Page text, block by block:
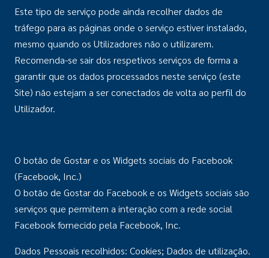
Este tipo de serviço pode ainda recolher dados de
tráfego para as páginas onde o serviço estiver instalado,
mesmo quando os Utilizadores não o utilizarem.
Recomenda-se sair dos respetivos serviços de forma a
garantir que os dados processados neste serviço (este
Site) não estejam a ser conectados de volta ao perfil do
Utilizador.
O botão de Gostar e os Widgets sociais do Facebook
(Facebook, Inc.)
O botão de Gostar do Facebook e os Widgets sociais são
serviços que permitem a interação com a rede social
Facebook fornecido pela Facebook, Inc.
Dados Pessoais recolhidos: Cookies; Dados de utilização.